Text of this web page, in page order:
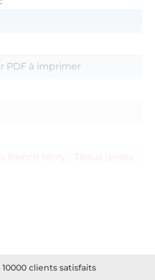
PDF à imprimer